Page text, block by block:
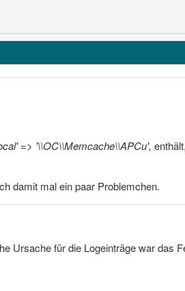
=> '\\OC\\Memcache\\APCu',
damit mal ein paar Problemchen.
Ursache für die Logeinträge war das